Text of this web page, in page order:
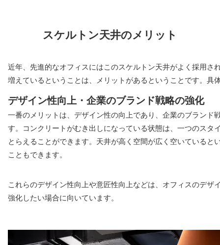
スケルトン天井のメリット
近年、先進的なオフィスにはこのスケルトン天井がよく採用さ
増えているということは、メリットがあるということです。具
デザイン性向上・企業のブランド戦略の強化
一番のメリットは、デザイン性の向上であり、企業のブランド
す。コンクリートがむき出しになっている状態は、一つのスタ
とらえることができます。天井が高く空間が広く空いていると
こともできます。
これらのデザイン性向上や意匠性向上などは、オフィスのデザ
強化したい場合に向いています。